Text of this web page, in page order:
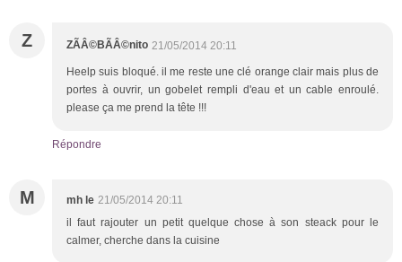
Z ZÃÂ©BÃÂ©nito 21/05/2014 20:11
Heelp suis bloqué. il me reste une clé orange clair mais plus de
portes à ouvrir, un gobelet rempli d'eau et un cable enroulé.
please ça me prend la tête !!!
Répondre
M mh le 21/05/2014 20:11
il faut rajouter un petit quelque chose à son steack pour le
calmer, cherche dans la cuisine